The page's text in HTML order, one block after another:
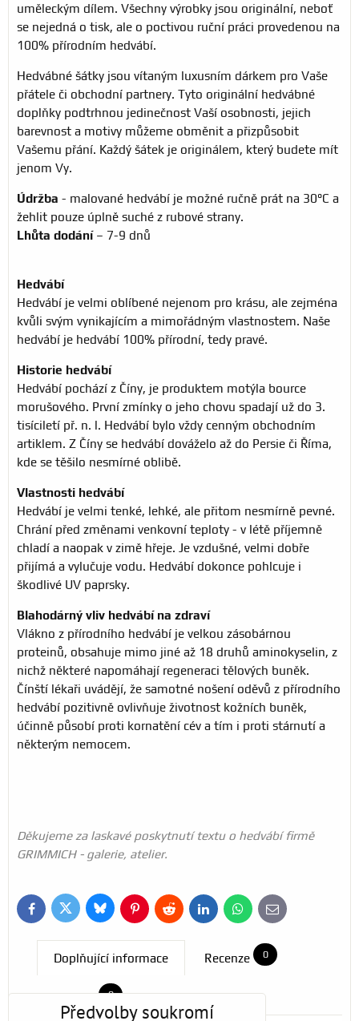
uměleckým dílem. Všechny výrobky jsou originální, neboť
se nejedná o tisk, ale o poctivou ruční práci provedenou na
100% přírodním hedvábí.
Hedvábné šátky jsou vítaným luxusním dárkem pro Vaše
přátele či obchodní partnery. Tyto originální hedvábné
doplňky podtrhnou jedinečnost Vaší osobnosti, jejich
barevnost a motivy můžeme obměnit a přizpůsobit
Vašemu přání. Každý šátek je originálem, který budete mít
jenom Vy.
Údržba - malované hedvábí je možné ručně prát na 30°C a
žehlit pouze úplně suché z rubové strany.
Lhůta dodání – 7-9 dnů
Hedvábí
Hedvábí je velmi oblíbené nejenom pro krásu, ale zejména
kvůli svým vynikajícím a mimořádným vlastnostem. Naše
hedvábí je hedvábí 100% přírodní, tedy pravé.
Historie hedvábí
Hedvábí pochází z Číny, je produktem motýla bource
morušového. První zmínky o jeho chovu spadají už do 3.
tisíciletí př. n. l. Hedvábí bylo vždy cenným obchodním
artiklem. Z Číny se hedvábí dováželo až do Persie či Říma,
kde se těšilo nesmírné oblibě.
Vlastnosti hedvábí
Hedvábí je velmi tenké, lehké, ale přitom nesmírně pevné.
Chrání před změnami venkovní teploty - v létě příjemně
chladí a naopak v zimě hřeje. Je vzdušné, velmi dobře
přijímá a vylučuje vodu. Hedvábí dokonce pohlcuje i
škodlivé UV paprsky.
Blahodárný vliv hedvábí na zdraví
Vlákno z přírodního hedvábí je velkou zásobárnou
proteinů, obsahuje mimo jiné až 18 druhů aminokyselin, z
nichž některé napomáhají regeneraci tělových buněk.
Čínští lékaři uvádějí, že samotné nošení oděvů z přírodního
hedvábí pozitivně ovlivňuje životnost kožních buněk,
účinně působí proti kornatění cév a tím i proti stárnutí a
některým nemocem.
Děkujeme za laskavé poskytnutí textu o hedvábí firmě
GRIMMICH - galerie, atelier.
FacebookTwitterBlueskyPinterestReddit LinkedInWhatsApp
E-
mail
Doplňující informace Recenze 0
Diskuse 0
Předvolby soukromí